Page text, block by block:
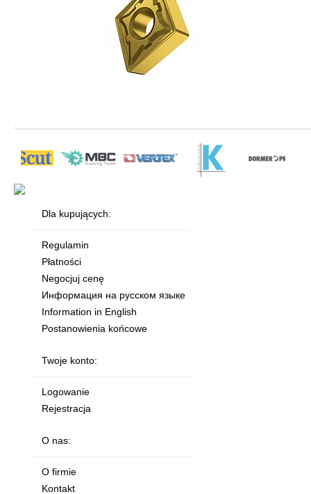
Dla kupujących:
Regulamin
Płatności
Negocjuj cenę
Информация на русском языке
Information in English
Postanowienia końcowe
Twoje konto:
Logowanie
Rejestracja
O nas:
O firmie
Kontakt